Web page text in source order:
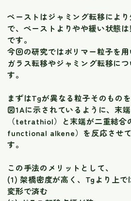
ペーストはジャミング転移によ
で、ペーストよりやや緩い状態
です。
今回の研究ではポリマー粒子を用
ガラス転移やジャミング転移に
す。
まずはTgが異なる粒子そのもの
図1Aに示されているように、末
（tetrathiol）と末端が二重結
functional alkene）を反応させ
す。
この手法のメリットとして、
(1) 架橋密度が高く、Tgより上で
変形で済む